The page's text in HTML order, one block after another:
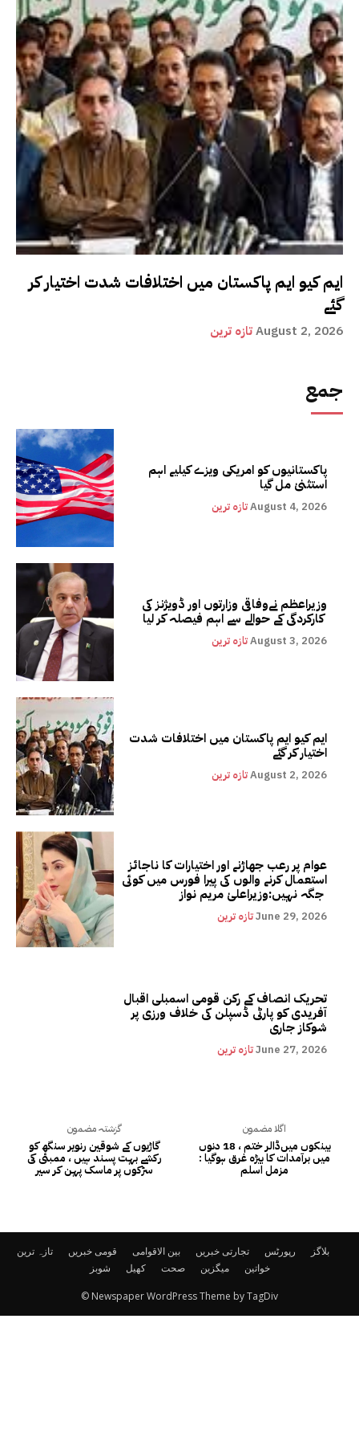
ایم کیو ایم پاکستان میں اختلافات شدت اختیار کر
گئے
تازہ ترینAugust 2, 2026
جمع
پاکستانیوں کو امریکی ویزے کیلیے اہم
استثنیٰ مل گیا
تازہ ترینAugust 4, 2026
وزیراعظم نےوفاقی وزارتوں اور ڈویژنز کی
کارکردگی کے حوالے سے اہم فیصلہ کر لیا
تازہ ترینAugust 3, 2026
ایم کیو ایم پاکستان میں اختلافات شدت
اختیار کر گئے
تازہ ترینAugust 2, 2026
عوام پر رعب جھاڑنے اور اختیارات کا ناجائز
استعمال کرنے والوں کی پیرا فورس میں کوئی
تازہ ترینJune 29, 2026
تحریک انصاف کے رکن قومی اسمبلی اقبال
آفریدی کو پارٹی ڈسپلن کی خلاف ورزی پر
شوکاز جاری
تازہ ترینJune 27, 2026
گزشتہ مضمون
گاڑیوں کے شوقین رنویر سنگھ کو
رکشے بہت پسند ہیں ، ممبئی کی
سڑکوں پر ماسک پہن کر سیر
اگلا مضمون
بینکوں میں‌ڈالر ختم ، 18 دنوں
میں برآمدات کا بیڑہ غرق ہوگیا :
مزمل اسلم
تازہ ترین قومی خبریں بین الاقوامی تجارتی خبریں رپورٹس
بلاگز
شوبز
کھیل صحت میگزین خواتین
© Newspaper WordPress Theme by TagDiv